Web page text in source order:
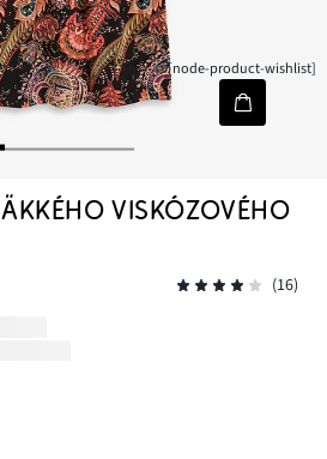
[node-product-wishlist]
VISKÓZOVÉHO
(16)